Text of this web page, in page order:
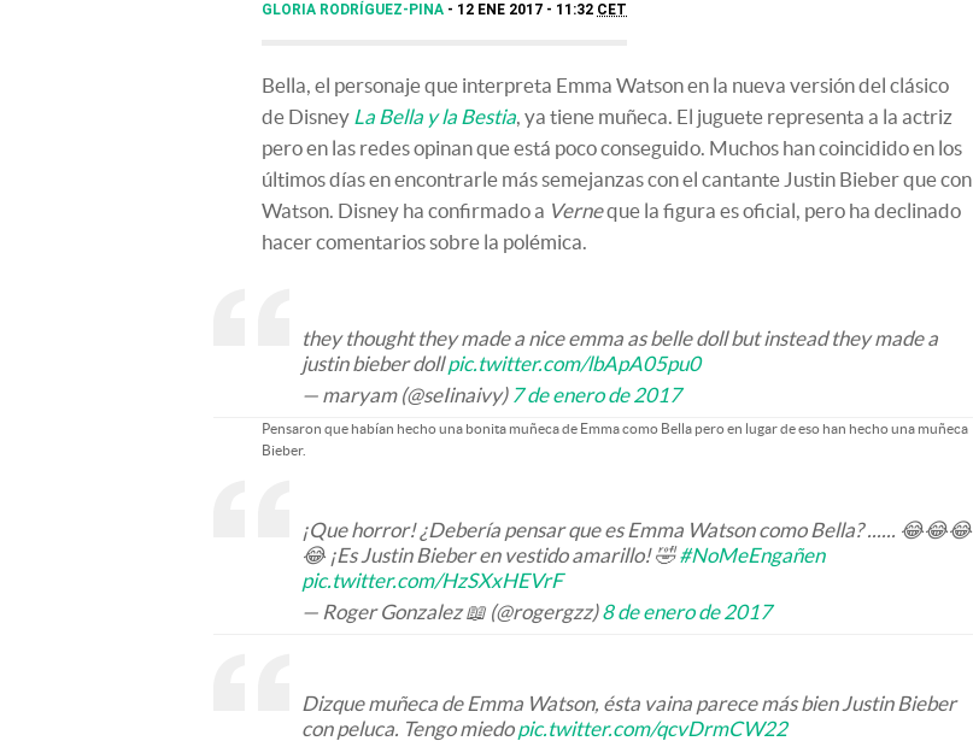
GLORIA RODRÍGUEZ-PINA 12 ENE 2017 - 11:32 CET
Bella, el personaje que interpreta Emma Watson en la nueva versión del clásico
de Disney La Bella y la Bestia, ya tiene muñeca. El juguete representa a la actriz
pero en las redes opinan que está poco conseguido. Muchos han coincidido en los
últimos días en encontrarle más semejanzas con el cantante Justin Bieber que con
Watson. Disney ha confirmado a Verneque la figura es oficial, pero ha declinado
hacer comentarios sobre la polémica.
they thought they made a nice emma as belle doll but instead they made a
justin bieber dollpic.twitter.com/lbApA05pu0
— maryam (@seIinaivy) 7 de enero de 2017
Pensaron que habían hecho una bonita muñeca de Emma como Bella pero en lugar de eso han hecho una muñeca
Bieber.
¡Que horror! ¿Debería pensar que es Emma Watson como Bella? ...... 😂😂😂
😂 ¡Es Justin Bieber en vestido amarillo! 🤣#NoMeEngañen
pic.twitter.com/HzSXxHEVrF
— Roger Gonzalez 📖 (@rogergzz)8 de enero de 2017
Dizque muñeca de Emma Watson, ésta vaina parece más bien Justin Bieber
con peluca. Tengo miedopic.twitter.com/qcvDrmCW22